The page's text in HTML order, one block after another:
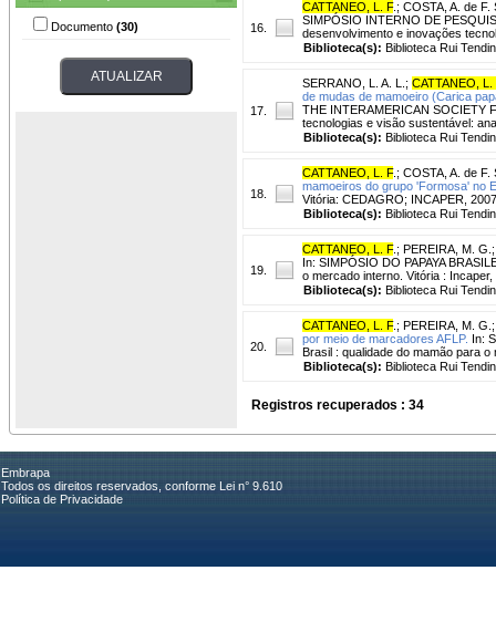
Documento (30) 16.
CATTANEO, L. F. ; COSTA, A. de F.
SIMPÓSIO INTERNO DE
desenvolvimento e inovações
Biblioteca(s): Biblioteca Rui
17.
SERRANO, L. A. L. ; CATTANEO, L.
de mudas de mamoeiro (Carica
THE INTERAMERICAN SOCIETY
tecnologias e visão sustentável:
Biblioteca(s): Biblioteca Rui
18.
CATTANEO, L. F. ; COSTA, A. de F.
mamoeiros do grupo 'Formosa' no
Vitória: CEDAGRO; INCAPER,
Biblioteca(s): Biblioteca Rui
19.
CATTANEO, L. F. ; PEREIRA, M. G.
In: SIMPÓSIO DO PAPAYA
o mercado interno. Vitória :
Biblioteca(s): Biblioteca Rui
20.
CATTANEO, L. F. ; PEREIRA, M. G.
por meio de marcadores AFLP. In:
Brasil : qualidade do mamão para
Biblioteca(s): Biblioteca Rui
Registros recuperados : 34
Embrapa
Todos os direitos reservados, conforme Lei n° 9.610
Política de Privacidade